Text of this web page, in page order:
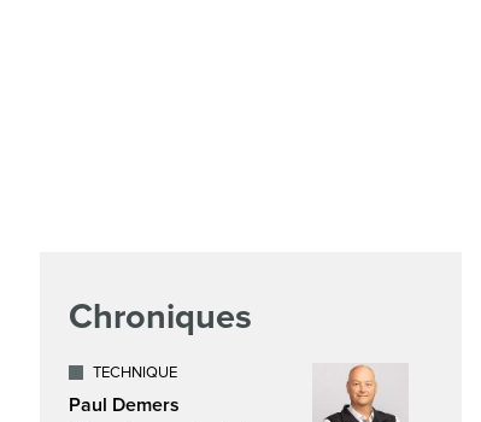
Chroniques
TECHNIQUE
Paul Demers